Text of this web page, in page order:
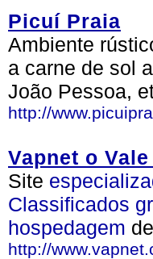
Picuí Praia
Ambiente
a carne de sol
João Pessoa,
http://
Vapnet o
Site
Classificados
hospedagem de
http://